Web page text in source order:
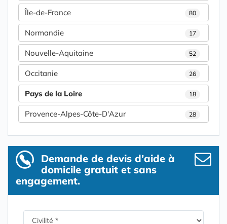
Île-de-France 80
Normandie 17
Nouvelle-Aquitaine 52
Occitanie 26
Pays de la Loire 18
Provence-Alpes-Côte-D'Azur 28
Demande de devis d’aide à
domicile gratuit et sans
engagement.